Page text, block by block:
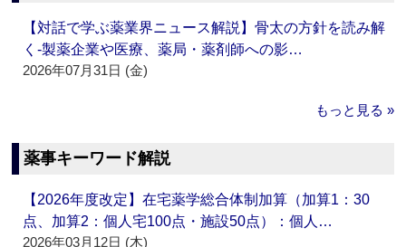
【対話で学ぶ薬業界ニュース解説】骨太の方針を読み解
く‐製薬企業や医療、薬局・薬剤師への影…
2026年07月31日 (金)
もっと見る »
薬事キーワード解説
【2026年度改定】在宅薬学総合体制加算（加算1：30
点、加算2：個人宅100点・施設50点）：個人…
2026年03月12日 (木)